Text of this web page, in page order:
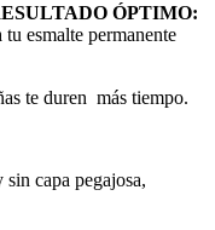
ÓPTIMO:
esmalte permanente
te duren más tiempo.
capa pegajosa,